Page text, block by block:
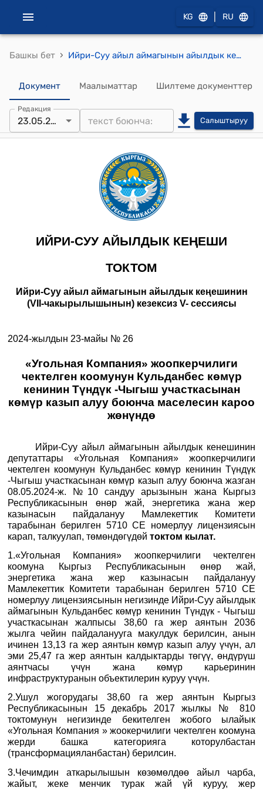
KG RU
Башкы бет › Ийри-Суу айыл аймагынын айылдык кеңешинин 2024-жылдын 23-майы № 26 «Угольная Компания» жоопкерчилиги чектелген коомунун Кульданбес көмүр кенинин Түндүк -Чыгыш участкасынан көмүр казып алуу боюнча маселесин кароо жөнүндө токтому
Документ Маалыматтар Шилтеме документтер
Редакция
23.05.2024 Салыштыруу